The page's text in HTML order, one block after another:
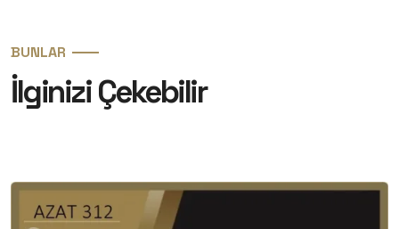
BUNLAR
İlginizi Çekebilir